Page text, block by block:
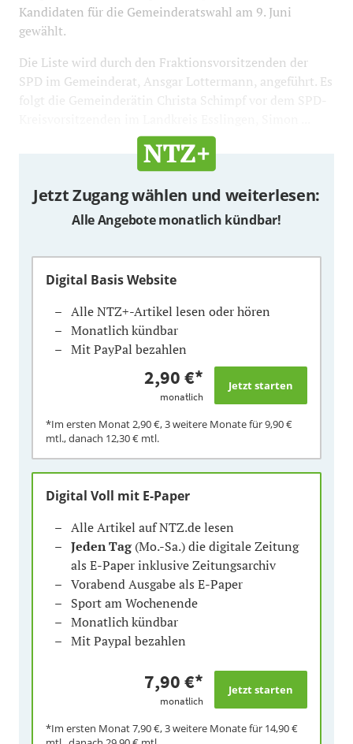
Kandidaten für die Gemeinderatswahl am 9. Juni
gewählt.
Die Liste wird durch den Fraktionsvorsitzenden der
SPD im Gemeinderat, Ansgar Lottermann, angeführt. Es
folgt die Gemeinderätin Christa Schimpf vor dem SPD-
Jetzt Zugang wählen und weiterlesen:
Alle Angebote monatlich kündbar!
Digital Basis Website
Alle NTZ+-Artikel lesen oder hören
Monatlich kündbar
Mit PayPal bezahlen
2,90 €*
monatlich
*Im ersten Monat2,90 €, 3 weitere Monate für9,90 €
mtl., danach 12,30 € mtl.
Digital Voll mit E-Paper
Alle Artikel auf NTZ.de lesen
Jeden Tag(Mo.-Sa.) die digitale Zeitung
als E-Paper inklusive Zeitungsarchiv
Vorabend Ausgabe als E-Paper
Sport am Wochenende
Monatlich kündbar
Mit Paypal bezahlen
7,90 €*
monatlich
*Im ersten Monat7,90 €, 3 weitere Monate für 14,90 €